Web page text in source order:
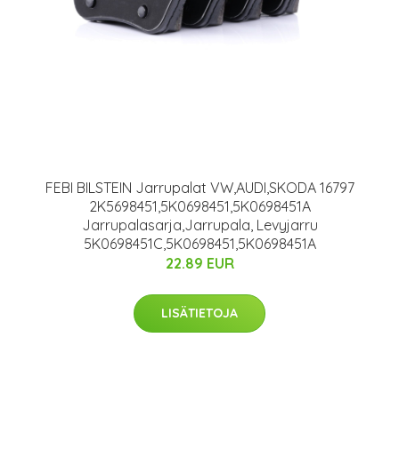
FEBI BILSTEIN Jarrupalat VW,AUDI,SKODA 16797
2K5698451,5K0698451,5K0698451A
Jarrupalasarja,Jarrupala, Levyjarru
5K0698451C,5K0698451,5K0698451A
22.89 EUR
LISÄTIETOJA